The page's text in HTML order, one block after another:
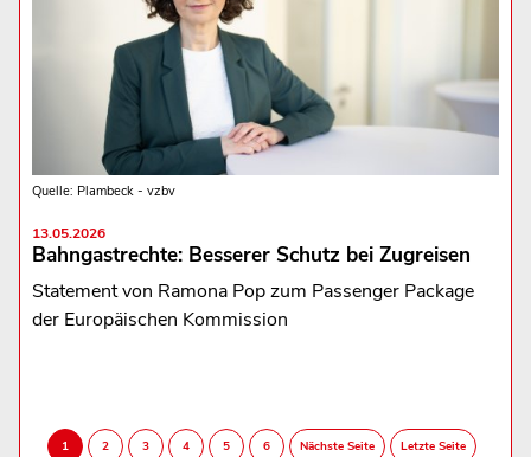
Quelle: Plambeck - vzbv
13.05.2026
Bahngastrechte: Besserer Schutz bei Zugreisen
Statement von Ramona Pop zum Passenger Package
der Europäischen Kommission